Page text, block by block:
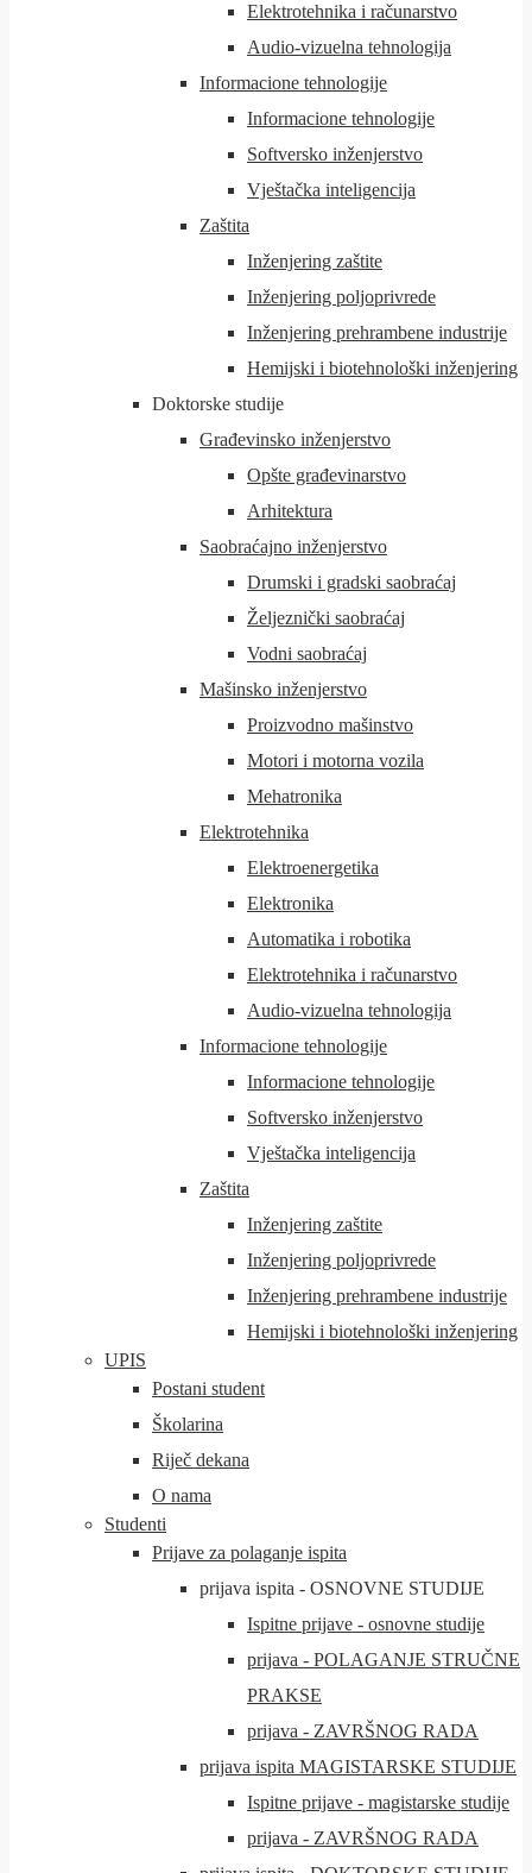
Elektrotehnika i računarstvo
Audio-vizuelna tehnologija
Informacione tehnologije
Informacione tehnologije
Softversko inženjerstvo
Vještačka inteligencija
Zaštita
Inženjering zaštite
Inženjering poljoprivrede
Inženjering prehrambene industrije
Hemijski i biotehnološki inženjering
Doktorske studije
Građevinsko inženjerstvo
Opšte građevinarstvo
Arhitektura
Saobraćajno inženjerstvo
Drumski i gradski saobraćaj
Željeznički saobraćaj
Vodni saobraćaj
Mašinsko inženjerstvo
Proizvodno mašinstvo
Motori i motorna vozila
Mehatronika
Elektrotehnika
Elektroenergetika
Elektronika
Automatika i robotika
Elektrotehnika i računarstvo
Audio-vizuelna tehnologija
Informacione tehnologije
Informacione tehnologije
Softversko inženjerstvo
Vještačka inteligencija
Zaštita
Inženjering zaštite
Inženjering poljoprivrede
Inženjering prehrambene industrije
Hemijski i biotehnološki inženjering
UPIS
Postani student
Školarina
Riječ dekana
O nama
Studenti
Prijave za polaganje ispita
prijava ispita - OSNOVNE STUDIJE
Ispitne prijave - osnovne studije
prijava - POLAGANJE STRUČNE
PRAKSE
prijava - ZAVRŠNOG RADA
prijava ispita MAGISTARSKE STUDIJE
Ispitne prijave - magistarske studije
prijava - ZAVRŠNOG RADA